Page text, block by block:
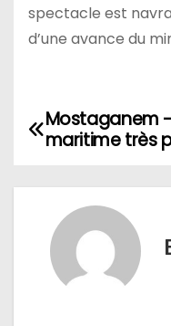
spectacle est
d’une avance du
NMostaganem
maritime très